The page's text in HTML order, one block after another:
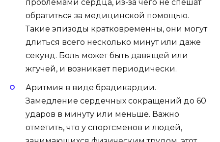
проблемами сердца, из-за чего не спешат
обратиться за медицинской помощью.
Такие эпизоды кратковременны, они могут
длиться всего несколько минут или даже
секунд. Боль может быть давящей или
жгучей, и возникает периодически.
Аритмия в виде брадикардии.
Замедление сердечных сокращений до 60
ударов в минуту или меньше. Важно
отметить, что у спортсменов и людей,